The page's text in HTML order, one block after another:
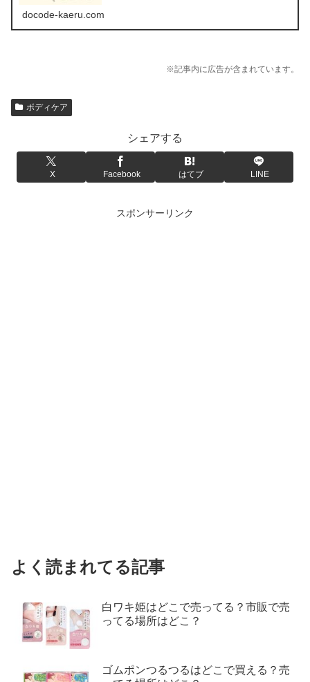
docode-kaeru.com
※記事内に広告が含まれています。
ボディケア
シェアする
X Facebook はてブ LINE
スポンサーリンク
よく読まれてる記事
白ワキ姫はどこで売ってる？市販で売
ってる場所はどこ？
ゴムポンつるつるはどこで買える？売